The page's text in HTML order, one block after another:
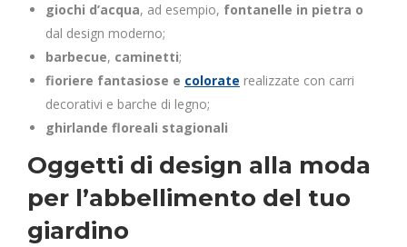
giochi d’acqua, ad esempio, fontanelle in pietra o
dal design moderno;
barbecue, caminetti;
fioriere fantasiose e colorate realizzate con carri
decorativi e barche di legno;
ghirlande floreali stagionali
Oggetti di design alla moda
per l’abbellimento del tuo
giardino